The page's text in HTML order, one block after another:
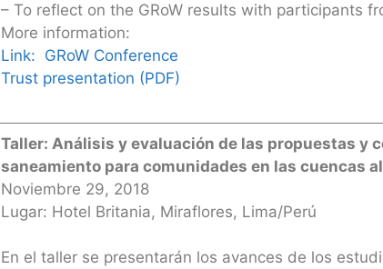
– To reflect on the GRoW results with participants
More information:
Link: GRoW Conference
Trust presentation (PDF)
Taller: Análisis y evaluación de las propuestas y
saneamiento para comunidades en las cuencas
Noviembre 29, 2018
Lugar: Hotel Britania, Miraflores, Lima/Perú
En el taller se presentarán los avances de los